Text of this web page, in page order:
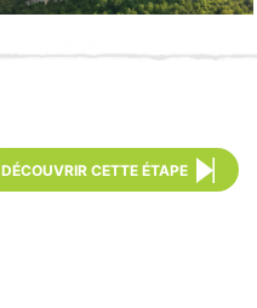
DÉCOUVRIR CETTE ÉTAPE